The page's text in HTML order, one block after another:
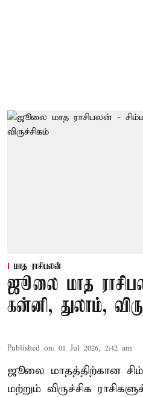
மாத ராசிபலன்
ஜூலை மாத
கன்னி, துலாம்,
Published on: 01 Jul 2026, 2:42 am
ஜூலை மாதத்திற்கான
மற்றும் விருச்சிக